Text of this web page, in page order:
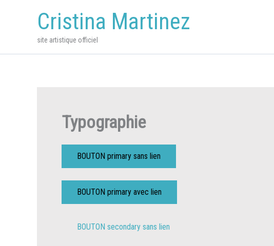
Cristina Martinez
site artistique officiel
Typographie
BOUTON primary sans lien
BOUTON primary avec lien
BOUTON secondary sans lien